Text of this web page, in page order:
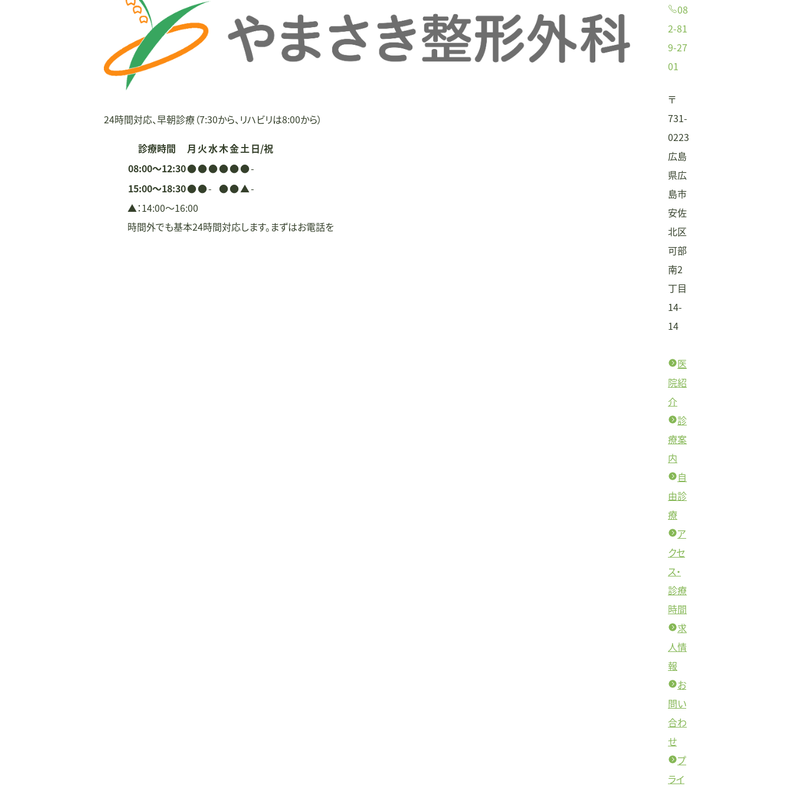
ー
シ
ン
24時間対応、早朝診療（7:30から、リハビリは8:00から）
診療時間 月 火水木金土日/祝
08:00〜12:30●●●●●●-
15:00〜18:30●●- ●●▲-
▲：14:00〜16:00
時間外でも基本24時間対応します。まずはお電話を
08
2-81
9-27
01
〒
731-
0223
広島
県広
島市
安佐
北区
可部
南2
丁目
14-
14
医
院紹
介
診
療案
内
自
由診
療
ア
クセ
ス・
診療
時間
求
人情
報
お
問い
合わ
せ
プ
ライ